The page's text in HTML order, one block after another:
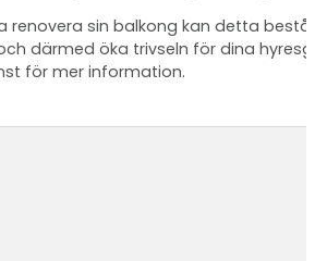
renovera sin balkong kan detta
därmed öka trivseln för dina
för mer information.